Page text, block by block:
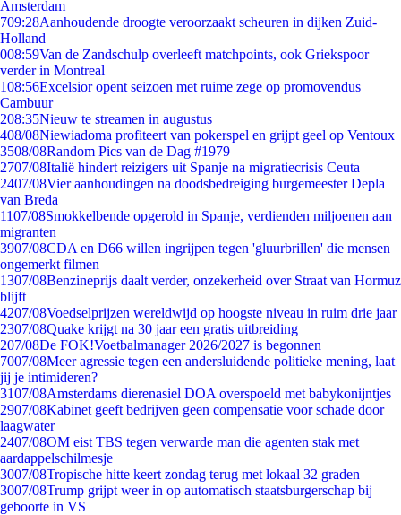
Amsterdam
709:28Aanhoudende droogte veroorzaakt scheuren in dijken Zuid-
Holland
008:59Van de Zandschulp overleeft matchpoints, ook Griekspoor
verder in Montreal
108:56Excelsior opent seizoen met ruime zege op promovendus
Cambuur
208:35Nieuw te streamen in augustus
408/08Niewiadoma profiteert van pokerspel en grijpt geel op Ventoux
3508/08Random Pics van de Dag #1979
2707/08Italië hindert reizigers uit Spanje na migratiecrisis Ceuta
2407/08Vier aanhoudingen na doodsbedreiging burgemeester Depla
van Breda
1107/08Smokkelbende opgerold in Spanje, verdienden miljoenen aan
migranten
3907/08CDA en D66 willen ingrijpen tegen 'gluurbrillen' die mensen
ongemerkt filmen
1307/08Benzineprijs daalt verder, onzekerheid over Straat van Hormuz
blijft
4207/08Voedselprijzen wereldwijd op hoogste niveau in ruim drie jaar
2307/08Quake krijgt na 30 jaar een gratis uitbreiding
207/08De FOK!Voetbalmanager 2026/2027 is begonnen
7007/08Meer agressie tegen een andersluidende politieke mening, laat
jij je intimideren?
3107/08Amsterdams dierenasiel DOA overspoeld met babykonijntjes
2907/08Kabinet geeft bedrijven geen compensatie voor schade door
laagwater
2407/08OM eist TBS tegen verwarde man die agenten stak met
aardappelschilmesje
3007/08Tropische hitte keert zondag terug met lokaal 32 graden
3007/08Trump grijpt weer in op automatisch staatsburgerschap bij
geboorte in VS